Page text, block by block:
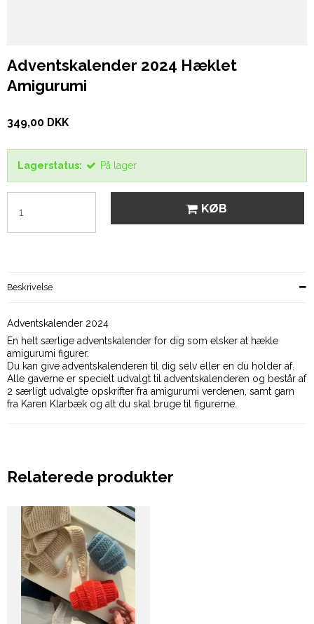
Adventskalender 2024 Hæklet
Amigurumi
349,00 DKK
Lagerstatus: På lager
KØB
Beskrivelse
Adventskalender 2024
En helt særlige adventskalender for dig som elsker at hækle
amigurumi figurer.
Du kan give adventskalenderen til dig selv eller en du holder af.
Alle gaverne er specielt udvalgt til adventskalenderen og består af
2 særligt udvalgte opskrifter fra amigurumi verdenen, samt garn
fra Karen Klarbæk og alt du skal bruge til figurerne.
Relaterede produkter